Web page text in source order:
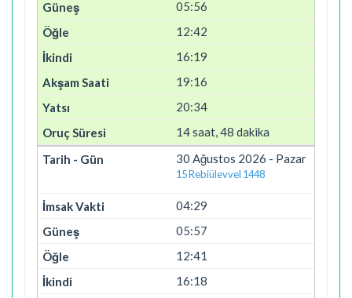
05:56
12:42
16:19
19:16
20:34
14 saat, 48 dakika
30 Ağustos 2026 - Pazar
15 Rebiülevvel 1448
04:29
05:57
12:41
16:18